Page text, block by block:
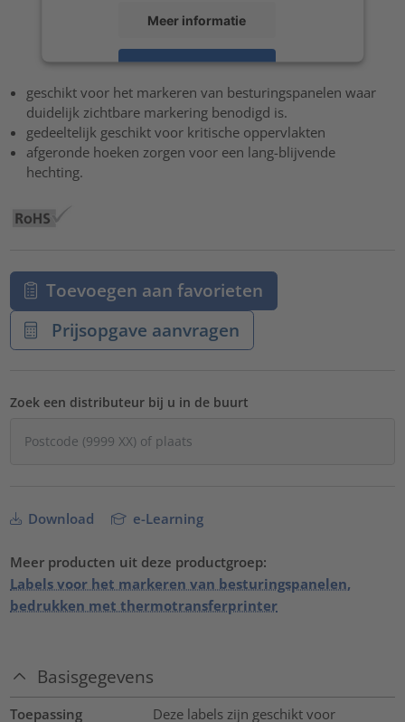
Meer informatie
Accepteren
powered byUsercentrics Consent Management Platform
geschikt voor het markeren van besturingspanelen waar
duidelijk zichtbare markering benodigd is.
gedeeltelijk geschikt voor kritische oppervlakten
afgeronde hoeken zorgen voor een lang-blijvende
hechting.
Toevoegen aan favorieten
Prijsopgave aanvragen
Zoek een distributeur bij u in de buurt
Download e-Learning
Meer producten uit deze productgroep:
Labels voor het markeren van besturingspanelen,
bedrukken met thermotransferprinter
Basisgegevens
Toepassing
Deze labels zijn geschikt voor